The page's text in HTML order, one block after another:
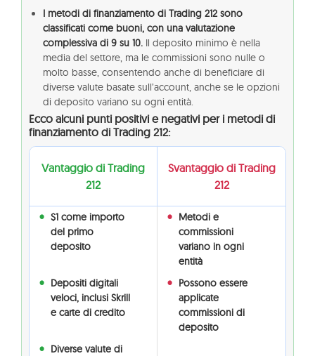
I metodi di finanziamento di Trading 212 sono
classificati come buoni, con una valutazione
complessiva di 9 su 10. Il deposito minimo è nella
media del settore, ma le commissioni sono nulle o
molto basse, consentendo anche di beneficiare di
diverse valute basate sull’account, anche se le opzioni
di deposito variano su ogni entità.
Ecco alcuni punti positivi e negativi per i metodi di
finanziamento di Trading 212:
Vantaggio di Trading
212
Svantaggio di Trading
212
$1 come importo
del primo
deposito
Metodi e
commissioni
variano in ogni
entità
Depositi digitali
veloci, inclusi Skrill
e carte di credito
Possono essere
applicate
commissioni di
deposito
Diverse valute di